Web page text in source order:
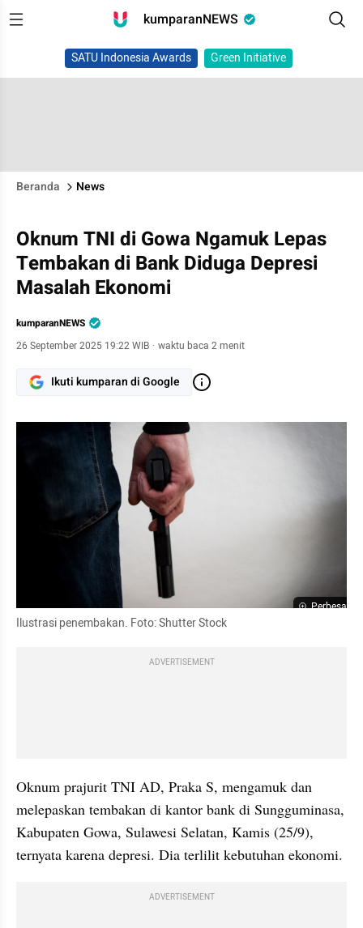
kumparanNEWS
SATU Indonesia Awards Green Initiative
Beranda News
Oknum TNI di Gowa Ngamuk Lepas
Tembakan di Bank Diduga Depresi
Masalah Ekonomi
kumparanNEWS
26 September 2025 19:22 WIB · waktu baca 2 menit
Ikuti kumparan di Google
Perbesar
Ilustrasi penembakan. Foto: Shutter Stock
ADVERTISEMENT
Oknum prajurit TNI AD, Praka S, mengamuk dan
melepaskan tembakan di kantor bank di Sungguminasa,
Kabupaten Gowa, Sulawesi Selatan, Kamis (25/9),
ternyata karena depresi. Dia terlilit kebutuhan ekonomi.
ADVERTISEMENT